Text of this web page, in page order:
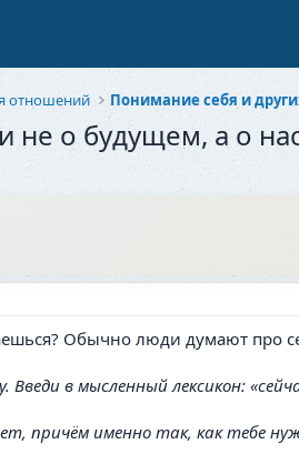
отношений Понимание себя и
не о будущем, а о
Обычно люди думают про
Введи в мысленный лексикон:
причём именно так, как тебе